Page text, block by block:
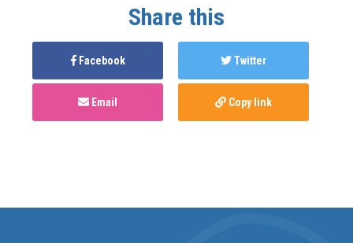
Share this
Facebook Twitter
Email Copy link